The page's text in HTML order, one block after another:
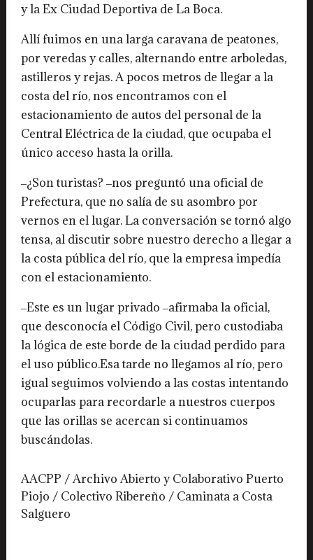
y la Ex Ciudad Deportiva de La Boca.
Allí fuimos en una larga caravana de peatones,
por veredas y calles, alternando entre arboledas,
astilleros y rejas. A pocos metros de llegar a la
costa del río, nos encontramos con el
estacionamiento de autos del personal de la
Central Eléctrica de la ciudad, que ocupaba el
único acceso hasta la orilla.
‒¿Son turistas? ‒nos preguntó una oficial de
Prefectura, que no salía de su asombro por
vernos en el lugar. La conversación se tornó algo
tensa, al discutir sobre nuestro derecho a llegar a
la costa pública del río, que la empresa impedía
con el estacionamiento.
‒Este es un lugar privado ‒afirmaba la oficial,
que desconocía el Código Civil, pero custodiaba
la lógica de este borde de la ciudad perdido para
el uso público.Esa tarde no llegamos al río, pero
igual seguimos volviendo a las costas intentando
ocuparlas para recordarle a nuestros cuerpos
que las orillas se acercan si continuamos
buscándolas.
AACPP / Archivo Abierto y Colaborativo Puerto
Piojo / Colectivo Ribereño / Caminata a Costa
Salguero